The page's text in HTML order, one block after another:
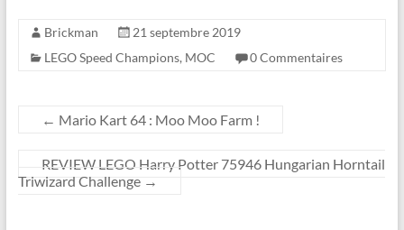
Brickman
21 septembre 2019
LEGO Speed Champions, MOC 0 Commentaires
← Mario Kart 64 : Moo Moo Farm !
REVIEW LEGO Harry Potter 75946 Hungarian Horntail
Triwizard Challenge →